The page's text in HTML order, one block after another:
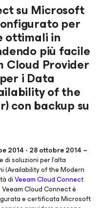
su Microsoft
per
ottimali in
più facile
Cloud Provider
i Data
of the
con backup su
2014 - 28 ottobre 2014 –
soluzioni per l’alta
(Availability of the Modern
diVeeam Cloud Connect
Cloud Connect è
e certificata Microsoft